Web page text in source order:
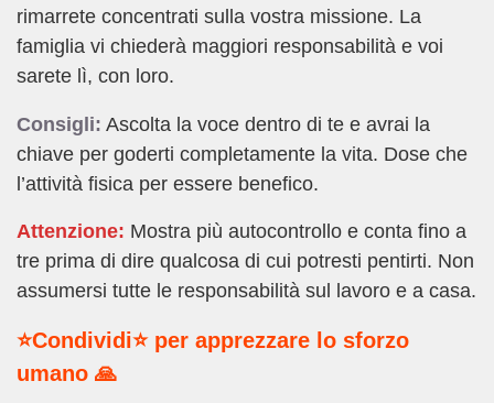
rimarrete concentrati sulla vostra missione. La
famiglia vi chiederà maggiori responsabilità e voi
sarete lì, con loro.
Consigli: Ascolta la voce dentro di te e avrai la
chiave per goderti completamente la vita. Dose che
l’attività fisica per essere benefico.
Attenzione: Mostra più autocontrollo e conta fino a
tre prima di dire qualcosa di cui potresti pentirti. Non
assumersi tutte le responsabilità sul lavoro e a casa.
⭐Condividi⭐ per apprezzare lo sforzo
umano 🙏